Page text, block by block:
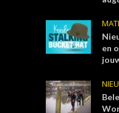
en